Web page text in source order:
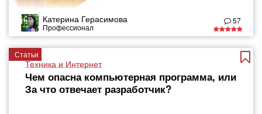
Катерина Герасимова
Профессионал
57
Статьи
Техника и Интернет
Чем опасна компьютерная программа, или
За что отвечает разработчик?